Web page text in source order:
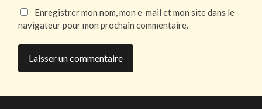
Enregistrer mon nom, mon e-mail et mon site dans le
navigateur pour mon prochain commentaire.